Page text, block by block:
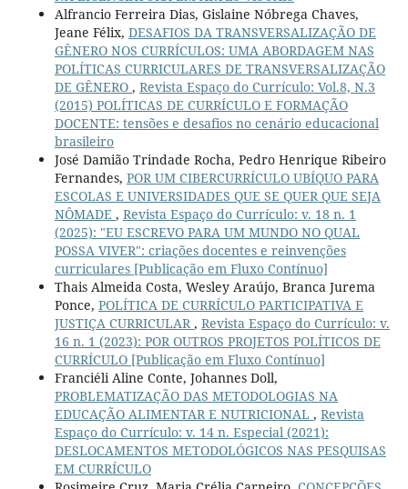
Alfrancio Ferreira Dias, Gislaine Nóbrega Chaves,
Jeane Félix, DESAFIOS DA TRANSVERSALIZAÇÃO DE
GÊNERO NOS CURRÍCULOS: UMA ABORDAGEM NAS
POLÍTICAS CURRICULARES DE TRANSVERSALIZAÇÃO
DE GÊNERO , Revista Espaço do Currículo: Vol.8, N.3
(2015) POLÍTICAS DE CURRÍCULO E FORMAÇÃO
DOCENTE: tensões e desafios no cenário educacional
brasileiro
José Damião Trindade Rocha, Pedro Henrique Ribeiro
Fernandes, POR UM CIBERCURRÍCULO UBÍQUO PARA
ESCOLAS E UNIVERSIDADES QUE SE QUER QUE SEJA
NÔMADE , Revista Espaço do Currículo: v. 18 n. 1
(2025): "EU ESCREVO PARA UM MUNDO NO QUAL
POSSA VIVER": criações docentes e reinvenções
curriculares [Publicação em Fluxo Contínuo]
Thais Almeida Costa, Wesley Araújo, Branca Jurema
Ponce, POLÍTICA DE CURRÍCULO PARTICIPATIVA E
JUSTIÇA CURRICULAR , Revista Espaço do Currículo: v.
16 n. 1 (2023): POR OUTROS PROJETOS POLÍTICOS DE
CURRÍCULO [Publicação em Fluxo Contínuo]
Franciéli Aline Conte, Johannes Doll,
PROBLEMATIZAÇÃO DAS METODOLOGIAS NA
EDUCAÇÃO ALIMENTAR E NUTRICIONAL , Revista
Espaço do Currículo: v. 14 n. Especial (2021):
DESLOCAMENTOS METODOLÓGICOS NAS PESQUISAS
EM CURRÍCULO